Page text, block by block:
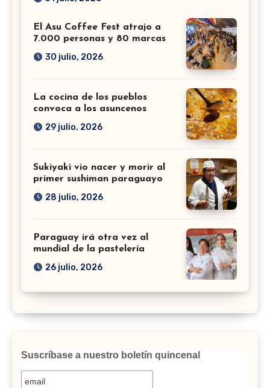
El Asu Coffee Fest atrajo a
7.000 personas y 80 marcas
30 julio, 2026
La cocina de los pueblos
convoca a los asuncenos
29 julio, 2026
Sukiyaki vio nacer y morir al
primer sushiman paraguayo
28 julio, 2026
Paraguay irá otra vez al
mundial de la pastelería
26 julio, 2026
Suscríbase a nuestro boletín quincenal